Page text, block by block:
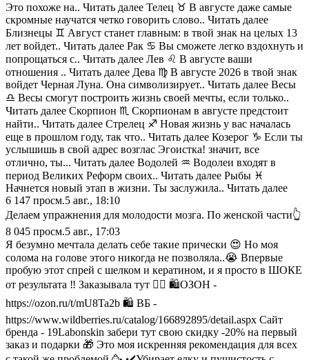
Это похоже на.. Читать далее Телец ♉️ В августе даже самые
скромные научатся четко говорить слово.. Читать далее
Близнецы ♊️ Август станет главным: в твой знак на целых 13
лет войдет.. Читать далее Рак ♋️ Вы сможете легко вздохнуть и
попрощаться с.. Читать далее Лев ♌️ В августе ваши
отношения .. Читать далее Дева ♍️ В августе 2026 в твой знак
войдет Черная Луна. Она символизирует.. Читать далее Весы
♎️ Весы смогут построить жизнь своей мечты, если только..
Читать далее Скорпион ♏️ Скорпионам в августе предстоит
найти.. Читать далее Стрелец ♐️ Новая жизнь у вас началась
еще в прошлом году, так что.. Читать далее Козерог ♑️ Если ты
услышишь в свой адрес возглас Эгоистка! значит, все
отлично, ты... Читать далее Водолей ♒️ Водолеи входят в
период Великих Реформ своих.. Читать далее Рыбы ♓️
Начнется новый этап в жизни. Ты заслужила.. Читать далее
6 147 просм.5 авг., 18:10
Делаем упражнения для молодости мозга. По женской части👆
8 045 просм.5 авг., 17:03
Я безумно мечтала делать себе такие прически 😍 Но моя
солома на голове этого никогда не позволяла..😭 Впервые
пробую этот спрей с шелком и кератином, и я просто в ШОКЕ
от результата ‼️ Заказывала тут 👇🏼 🛍️ОЗОН -
https://ozon.ru/t/mU8Ta2b 🛍️ ВБ -
https://www.wildberries.ru/catalog/166892895/detail.aspx Сайт
бренда - 19Labonskin забери тут свою скидку -20% на первый
заказ и подарки 🎁 Это моя искренняя рекомендация для всех